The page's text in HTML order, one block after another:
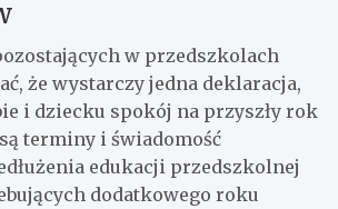
w przedszkolach
że wystarczy jedna deklaracja,
i dziecku spokój na przyszły rok
terminy i świadomość
edukacji przedszkolnej
dodatkowego roku